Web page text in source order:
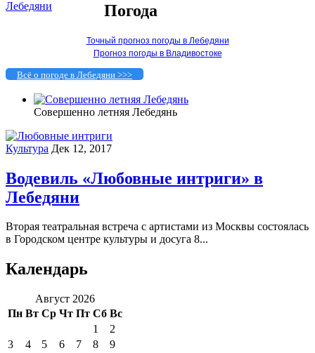
Погода
Точный прогноз погоды в Лебедяни
Прогноз погоды в Владивостоке
Всё о погоде в Лебедяни >>>
Совершенно летняя Лебедянь
Культура Дек 12, 2017
Водевиль «Любовные интриги» в
Лебедяни
Вторая театральная встреча с артистами из Москвы состоялась
в Городском центре культуры и досуга 8...
Календарь
Август 2026
Пн Вт Ср Чт Пт Сб Вс
1
2
3
4 5 6 7 8
9